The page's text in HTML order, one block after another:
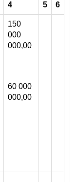
4 5 6
150
000
000,00
60 000
000,00